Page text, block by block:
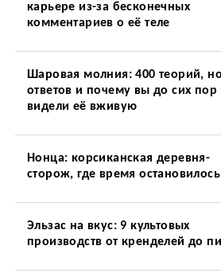
карьере из-за бесконечных
комментариев о её теле
Шаровая молния: 400 теорий,
ответов и почему вы до сих пор
видели её вживую
Нонца: корсиканская деревня-
сторож, где время остановилось
Эльзас на вкус: 9 культовых
производств от кренделей до